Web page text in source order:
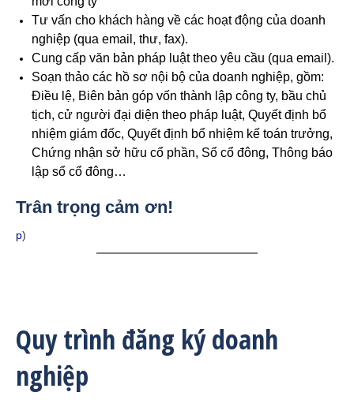
Tư vấn cho khách hàng về các hoạt động của doanh
nghiệp (qua email, thư, fax).
Cung cấp văn bản pháp luật theo yêu cầu (qua email).
Soạn thảo các hồ sơ nội bộ của doanh nghiệp, gồm:
Điều lệ, Biên bản góp vốn thành lập công ty, bầu chủ
tịch, cử người đại diện theo pháp luật, Quyết định bổ
nhiệm giám đốc, Quyết định bổ nhiệm kế toán trưởng,
Chứng nhận sở hữu cổ phần, Sổ cổ đông, Thông báo
lập sổ cổ đông…
Trân trọng cảm ơn!
p)
Quy trình đăng ký doanh
nghiệp